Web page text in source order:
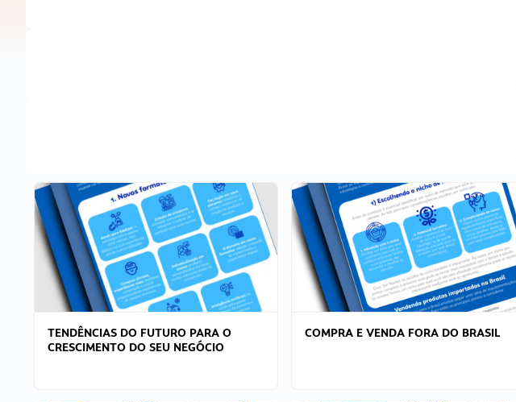
TENDÊNCIAS DO FUTURO PARA O
CRESCIMENTO DO SEU NEGÓCIO
COMPRA E VENDA FORA DO BRASIL